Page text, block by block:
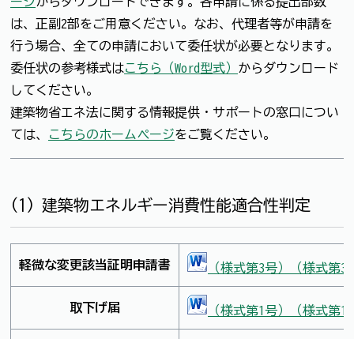
は、正副2部をご用意ください。なお、代理者等が申請を
行う場合、全ての申請において委任状が必要となります。
委任状の参考様式はこちら（Word型式） からダウンロード
してください。
建築物省エネ法に関する情報提供・サポートの窓口につい
ては、
こちらのホームページをご覧ください。
(1) 建築物エネルギー消費性能適合性判定
軽微な変更該当証明申請書 （様式第3号）（様式第
取下げ届 （様式第1号）（様式第